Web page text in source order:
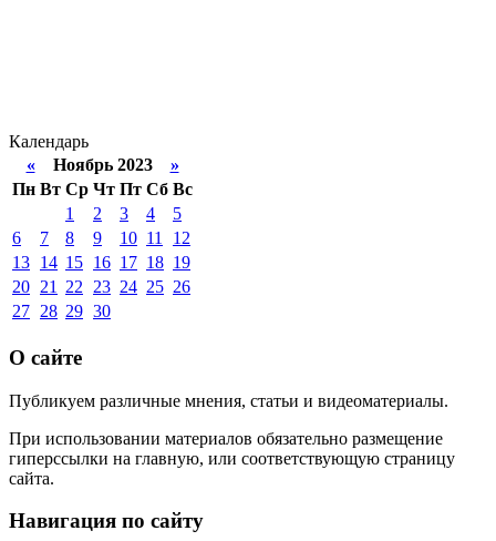
Календарь
«Ноябрь 2023 »
Пн Вт Ср Чт Пт Сб Вс
1
2 3 4
5
6
7 8 9 10 11
12
13 14 15 16 17 18 19
20 21 22 23 24 25 26
27 28 29 30
О сайте
Публикуем различные мнения, статьи и видеоматериалы.
При использовании материалов обязательно размещение
гиперссылки на главную, или соответствующую страницу
сайта.
Навигация по сайту